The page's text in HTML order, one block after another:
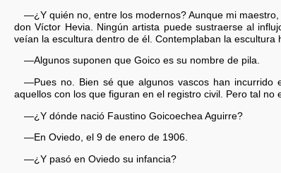
—¿Y quién no, entre los modernos? Aunque mi
don Víctor Hevia. Ningún artista puede sustraerse al
veían la escultura dentro de él. Contemplaban la escultura
—Algunos suponen que Goico es su nombre de pila.
—Pues no. Bien sé que algunos vascos han incurrido
aquellos con los que figuran en el registro civil. Pero tal no
—¿Y dónde nació Faustino Goicoechea Aguirre?
—En Oviedo, el 9 de enero de 1906.
—¿Y pasó en Oviedo su infancia?